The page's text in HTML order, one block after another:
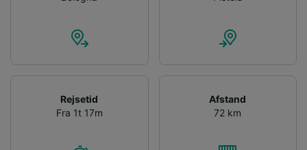
Rejsetid
Fra 1t 17m
Afstand
72 km